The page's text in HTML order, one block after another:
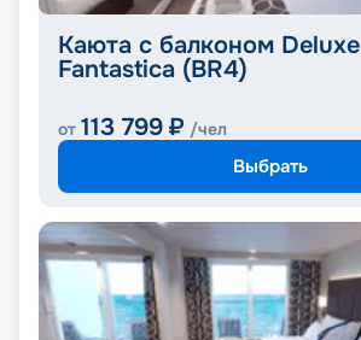
Каюта с балконом Deluxe
Fantastica (BR4)
от 113 799 ₽ /чел
Выбрать